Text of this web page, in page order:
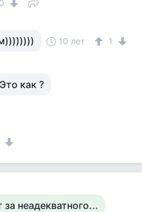
0
10 лет 1
как ?
неадекватного...